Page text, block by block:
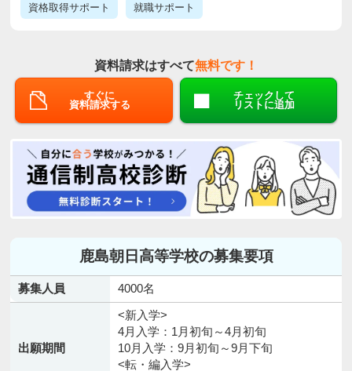
資格取得サポート 就職サポート
資料請求はすべて無料です！
すぐに
資料請求する
チェックして
リストに追加
鹿島朝日高等学校の募集要項
募集人員 4000名
出願期間
<新入学>
4月入学：1月初旬～4月初旬
10月入学：9月初旬～9月下旬
<転・編入学>